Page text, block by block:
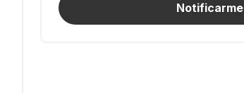
Notificarme